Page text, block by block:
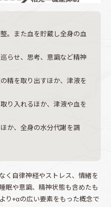
。また血を貯蔵し全身の血
らせ、思考、意識など精神
精を取り出すほか、津液を
り入れるほか、津液や血を
か、全身の水分代謝を調
く自律神経やストレス、情緒を
眠や意識、精神状態も含めたも
り+αの広い要素をもった概念で